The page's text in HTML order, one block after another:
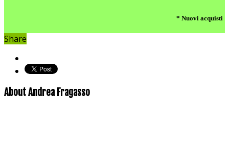
* Nuovi acquisti
Share
About Andrea Fragasso